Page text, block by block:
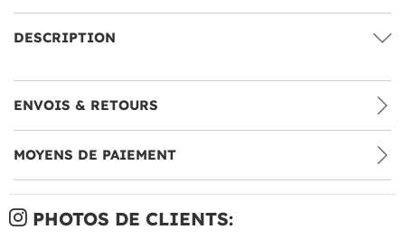
DESCRIPTION
ENVOIS & RETOURS
MOYENS DE PAIEMENT
PHOTOS DE CLIENTS: